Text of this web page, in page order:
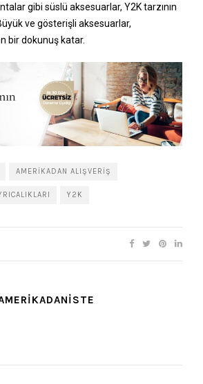
gibi süslü aksesuarlar, Y2K tarzının
ve gösterişli aksesuarlar,
bir dokunuş katar.
AMERIKADAN ALIŞVERIŞ
Y2K